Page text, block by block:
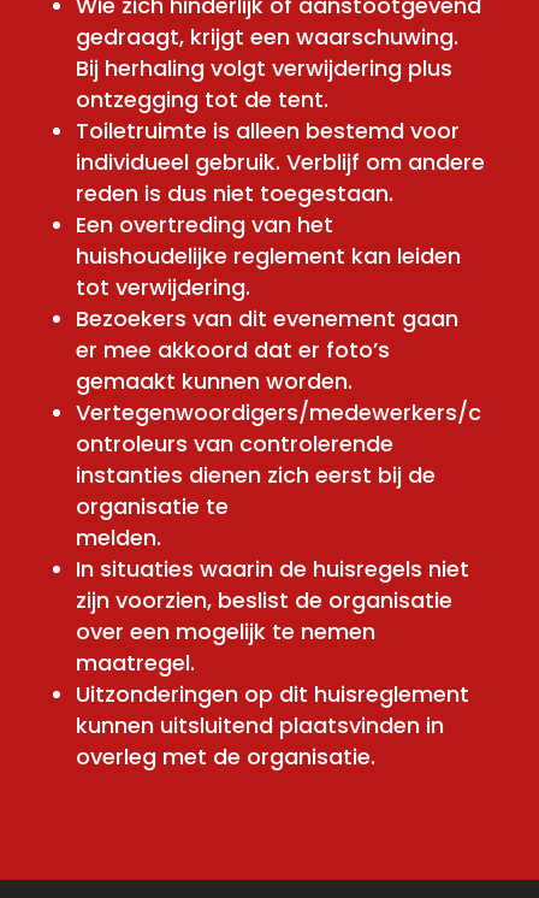
gedraagt, krijgt een waarschuwing.
Bij herhaling volgt verwijdering plus
ontzegging tot de tent.
Toiletruimte is alleen bestemd voor
individueel gebruik. Verblijf om andere
reden is dus niet toegestaan.
Een overtreding van het
huishoudelijke reglement kan leiden
tot verwijdering.
Bezoekers van dit evenement gaan
er mee akkoord dat er foto’s
gemaakt kunnen worden.
Vertegenwoordigers/medewerkers/c
ontroleurs van controlerende
instanties dienen zich eerst bij de
organisatie te
melden.
In situaties waarin de huisregels niet
zijn voorzien, beslist de organisatie
over een mogelijk te nemen
maatregel.
Uitzonderingen op dit huisreglement
kunnen uitsluitend plaatsvinden in
overleg met de organisatie.